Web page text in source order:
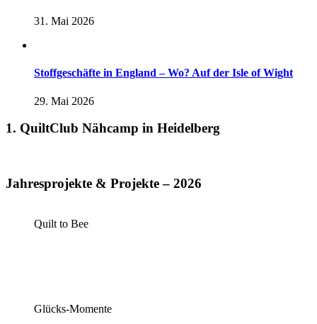
31. Mai 2026
Stoffgeschäfte in England – Wo? Auf der Isle of Wight
29. Mai 2026
1. QuiltClub Nähcamp in Heidelberg
Jahresprojekte & Projekte – 2026
Quilt to Bee
Glücks-Momente